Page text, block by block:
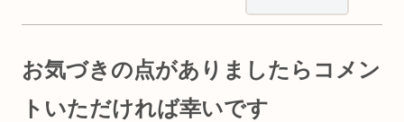
お気づきの点がありましたらコメン
トいただければ幸いです